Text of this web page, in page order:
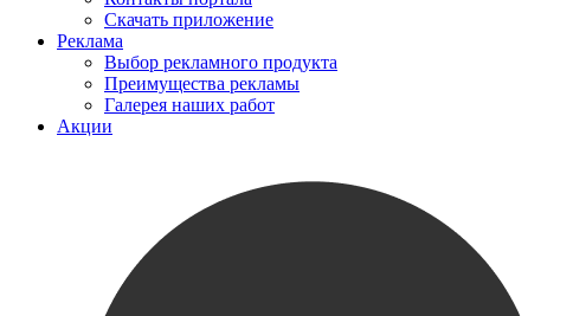
Скачать приложение
Реклама
Выбор рекламного продукта
Преимущества рекламы
Галерея наших работ
Акции